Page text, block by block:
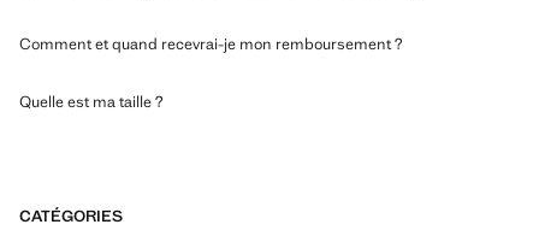
Comment et quand recevrai-je mon remboursement ?
Quelle est ma taille ?
CATÉGORIES